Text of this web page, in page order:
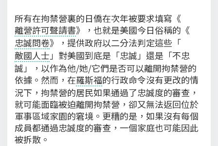
所有在拘禁營裏的日僑在次年被要求填寫《
離營許可聲請書》，也就是美國今日俗稱的《
忠誠問卷》，提供政府以二分法判定這些「
敵國人士 」對美國到底是「忠誠」還是「不忠
誠」，以作為他/她/它們是否可以離開拘禁營的
依據。然而，在羅斯福的行政命令沒有更改的情
況下，拘禁營的居民如果通過了忠誠度的審查，
就可能面臨被迫離開拘禁營，卻又無法返回位於
軍事區域家園的窘境。更糟的是，如果沒有每個
成員都通過忠誠度的審查，一個家庭也可能因此
被拆散。